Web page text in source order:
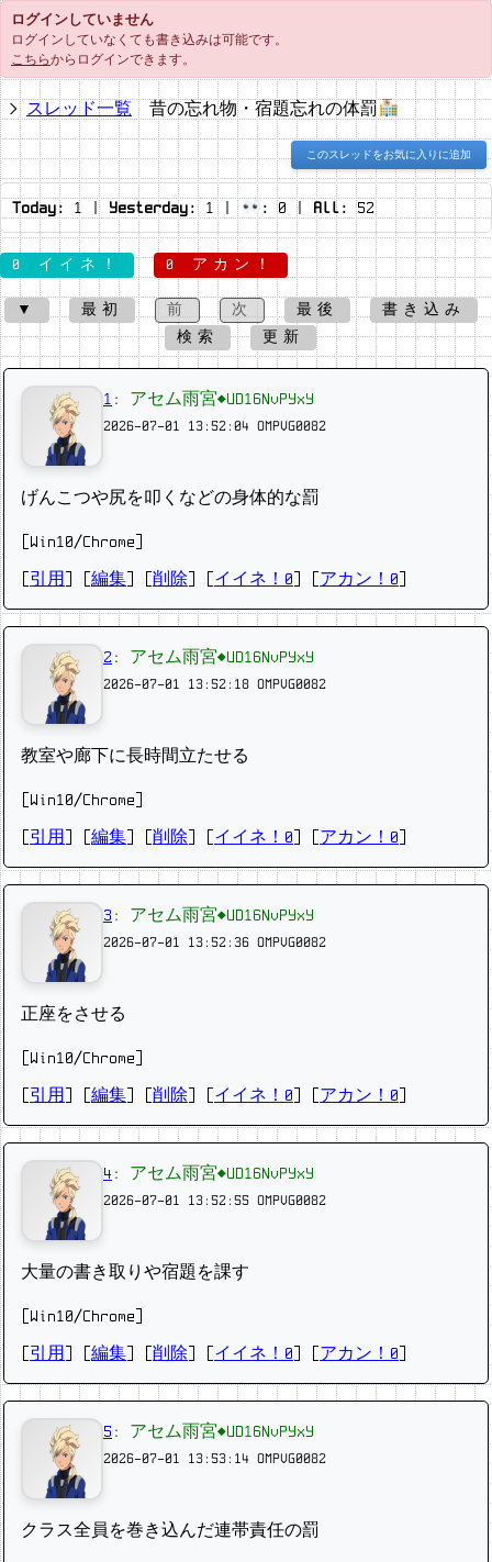
ログインしていません
ログインしていなくても書き込みは可能です。
こちらからログインできます。
スレッド一覧 昔の忘れ物・宿題忘れの体罰
このスレッドをお気に入りに追加
Today: 1 | Yesterday:1 | : 0 | All: 52
0 イイネ！ 0 アカン！
▼ 最初 前 次 最後
書き込み
検索
更新
1 : アセム雨宮◆UD16NvPYxY
2026-07-01 13:52:04 OMPVG0082
げんこつや尻を叩くなどの身体的な罰
[Win10/Chrome]
引用 編集 削除 イイネ！0 アカン！0
2 : アセム雨宮◆UD16NvPYxY
2026-07-01 13:52:18 OMPVG0082
教室や廊下に長時間立たせる
[Win10/Chrome]
引用 編集 削除 イイネ！0 アカン！0
3 : アセム雨宮◆UD16NvPYxY
2026-07-01 13:52:36 OMPVG0082
正座をさせる
[Win10/Chrome]
引用 編集 削除 イイネ！0 アカン！0
4 : アセム雨宮◆UD16NvPYxY
2026-07-01 13:52:55 OMPVG0082
大量の書き取りや宿題を課す
[Win10/Chrome]
引用 編集 削除 イイネ！0 アカン！0
5 : アセム雨宮◆UD16NvPYxY
2026-07-01 13:53:14 OMPVG0082
クラス全員を巻き込んだ連帯責任の罰